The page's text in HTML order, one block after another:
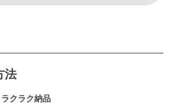
法
クラク納品